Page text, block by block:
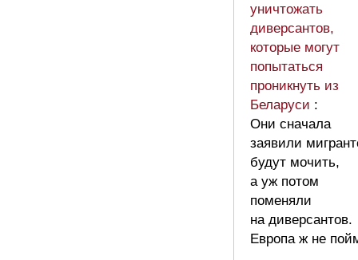
уничтожать
диверсантов,
которые могут
попытаться
проникнуть из
Беларуси :
Они сначала
заявили
будут мочить,
а уж потом
поменяли
на диверсантов.
Европа ж не